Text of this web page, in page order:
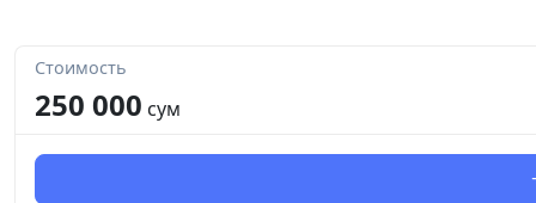
Стоимость
250 000 сум